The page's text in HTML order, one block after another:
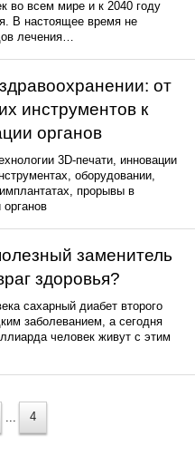
во всем мире и к 2040 году
В настоящее время не
лечения…
от
инструментов к
органов
3D-печати, инновации
оборудовании,
прорывы в
органов
заменитель
здоровья?
сахарный диабет второго
заболеванием, а сегодня
человек живут с этим
4